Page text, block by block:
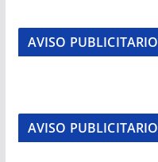
AVISO PUBLICITARIO
AVISO PUBLICITARIO